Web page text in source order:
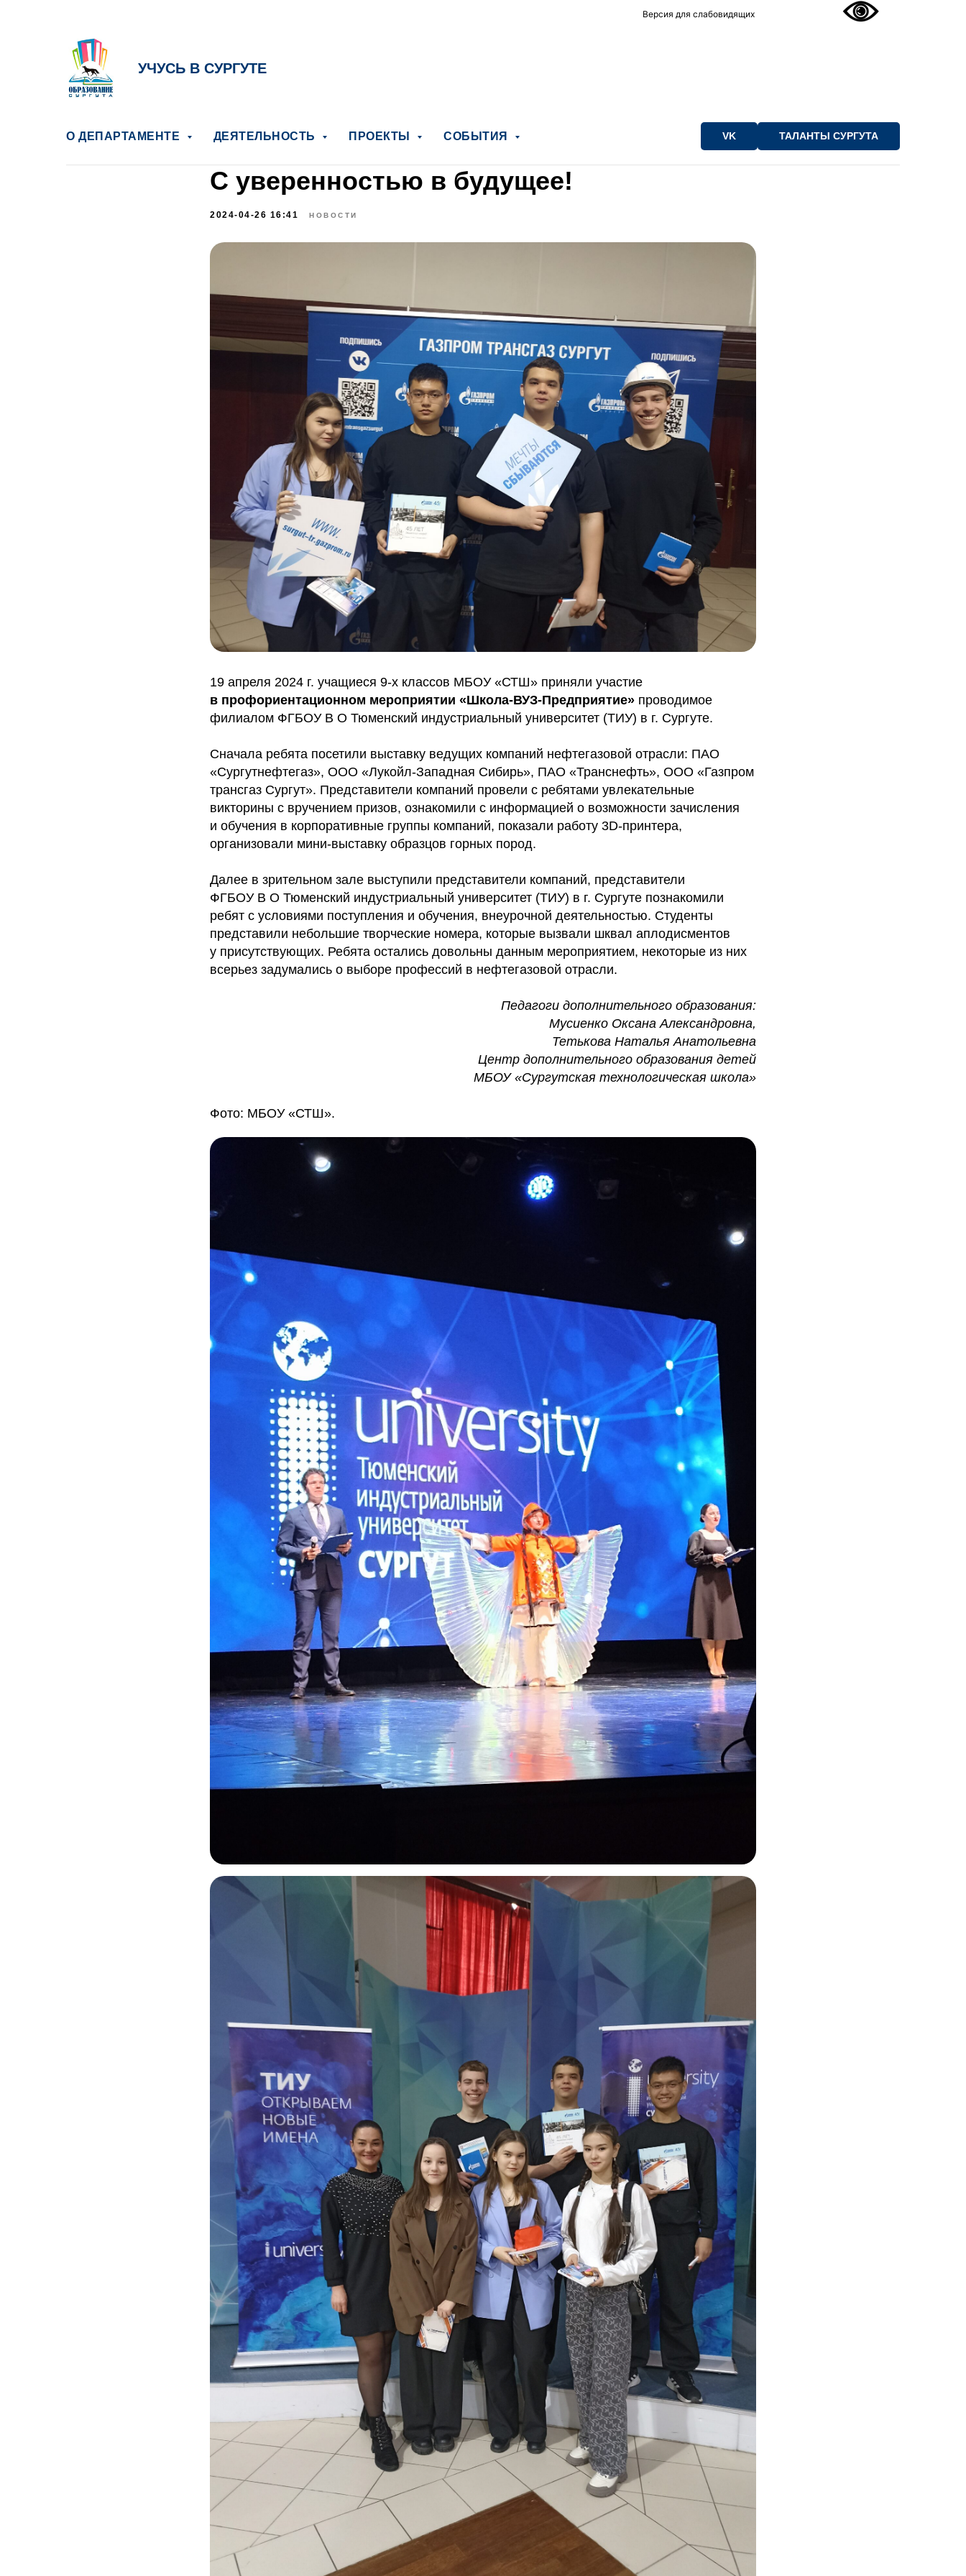
Версия для слабовидящих
УЧУСЬ В СУРГУТЕ
О ДЕПАРТАМЕНТЕ ДЕЯТЕЛЬНОСТЬ ПРОЕКТЫ СОБЫТИЯ VK ТАЛАНТЫ СУРГУТА
С уверенностью в будущее!
2024-04-26 16:41 НОВОСТИ
19 апреля 2024 г. учащиеся 9-х классов МБОУ «СТШ» приняли участие
в профориентационном мероприятии «Школа-ВУЗ-Предприятие» проводимое
филиалом ФГБОУ В О Тюменский индустриальный университет (ТИУ) в г. Сургуте.
Сначала ребята посетили выставку ведущих компаний нефтегазовой отрасли: ПАО
«Сургутнефтегаз», ООО «Лукойл-Западная Сибирь», ПАО «Транснефть», ООО «Газпром
трансгаз Сургут». Представители компаний провели с ребятами увлекательные
викторины с вручением призов, ознакомили с информацией о возможности зачисления
и обучения в корпоративные группы компаний, показали работу 3D-принтера,
организовали мини-выставку образцов горных пород.
Далее в зрительном зале выступили представители компаний, представители
ФГБОУ В О Тюменский индустриальный университет (ТИУ) в г. Сургуте познакомили
ребят с условиями поступления и обучения, внеурочной деятельностью. Студенты
представили небольшие творческие номера, которые вызвали шквал аплодисментов
у присутствующих. Ребята остались довольны данным мероприятием, некоторые из них
всерьез задумались о выборе профессий в нефтегазовой отрасли.
Педагоги дополнительного образования:
Мусиенко Оксана Александровна,
Тетькова Наталья Анатольевна
Центр дополнительного образования детей
МБОУ «Сургутская технологическая школа»
Фото: МБОУ «СТШ».